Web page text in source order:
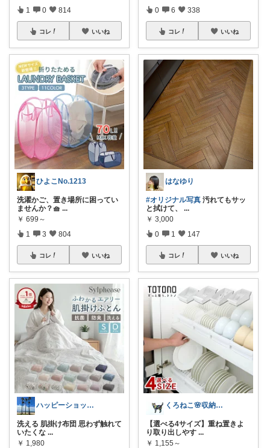
1 0 814
コレ いいね
ひよこNo.1213
洗濯かご、置き場所に困ってい
ませんか？🧺 ...
￥ 699～
1 3 804
コレ いいね
ハッピーショッパー77
洗える 肌掛け布団 思わず触れて
いたくな ...
￥ 1,980
0 6 338
コレ いいね
はなゆり
#オリジナル写真 汚れてもサッ
と拭けて、
...
￥ 3,000
0 1 147
コレ いいね
くろねこ🌸収納＆キッチン整理
【選べる4サイズ】重ね置きよ
り取り出しやす ...
￥ 1,155～